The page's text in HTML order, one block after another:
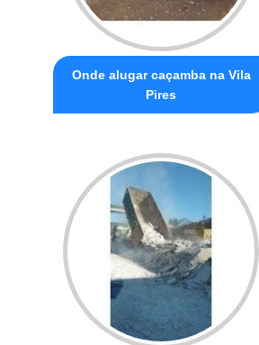
Onde alugar caçamba na Vila
Pires